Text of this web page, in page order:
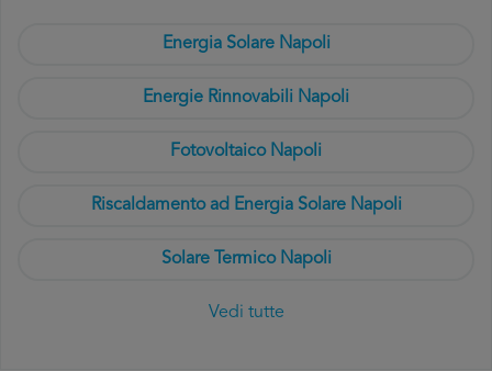
Energia Solare Napoli
Energie Rinnovabili Napoli
Fotovoltaico Napoli
Riscaldamento ad Energia Solare Napoli
Solare Termico Napoli
Vedi tutte